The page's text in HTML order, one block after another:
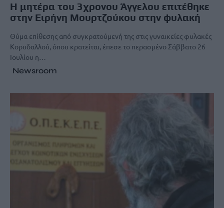
Η μητέρα του 3χρονου Άγγελου επιτέθηκε
στην Ειρήνη Μουρτζούκου στην φυλακή
Θύμα επίθεσης από συγκρατούμενή της στις γυναικείες φυλακές
Κορυδαλλού, όπου κρατείται, έπεσε το περασμένο Σάββατο 26
Ιουλίου η…
Newsroom